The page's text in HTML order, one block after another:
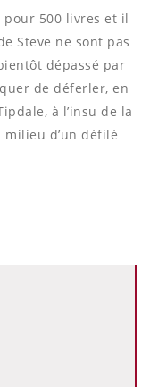
pour 500 livres et il
Steve ne sont pas
dépassé par
de déferler, en
à l’insu de la
d’un défilé